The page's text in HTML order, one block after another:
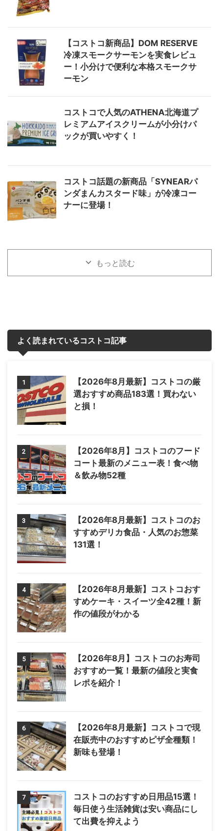
【コストコ新商品】DOM RESERVE
冷凍スモークサーモンを実食レビュ
ー！小分けで便利な本格スモークサ
ーモン
コストコで人気のATHENA北海道プ
レミアムアイスクリームが小分けパ
ックが買いやすく！
コストコ話題の新商品「SYNEARパ
ンダまんカスタード味」が冷凍コー
ナーに登場！
もっと読む
よく読まれているコストコ記事
1
【2026年8月最新】コストコの厳
選おすすめ商品183選！買わない
と損！
2
【2026年8月】コストコのフード
コート最新のメニュー表！食べ物
＆飲み物52種
3
【2026年8月最新】コストコのお
すすめデリカ食品・人気のお惣菜
131選！
4
【2026年8月最新】コストコおす
すめケーキ・スイーツ全42種！新
作の値段がわかる
5
【2026年8月】コストコのお寿司
おすすめ一覧！最新の値段と実食
レポを紹介！
6
【2026年8月最新】コストコで現
在販売中のおすすめピザ全種類！
新味も登場！
7
コストコのおすすめ日用品15選！
毎日使う生活雑貨は安い商品にし
て出費を抑えよう